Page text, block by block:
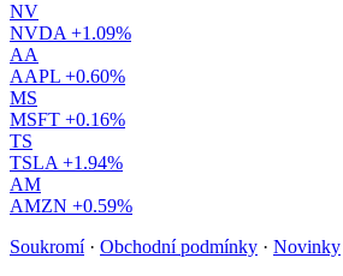
NV
NVDA +1.09%
AA
AAPL +0.60%
MS
MSFT +0.16%
TS
TSLA +1.94%
AM
AMZN +0.59%
Soukromí · Obchodní podmínky · Novinky